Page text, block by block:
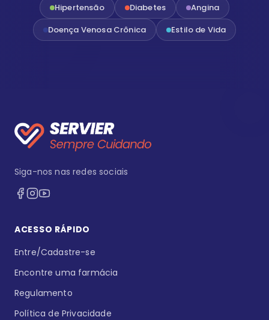
Hipertensão Diabetes
Angina
Doença Venosa Crônica
Estilo de Vida
Siga-nos nas redes sociais
ACESSO RÁPIDO
Entre/Cadastre-se
Encontre uma farmácia
Regulamento
Política de Privacidade